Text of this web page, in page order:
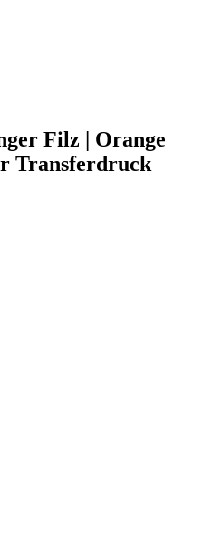
Filz | Orange
Transferdruck